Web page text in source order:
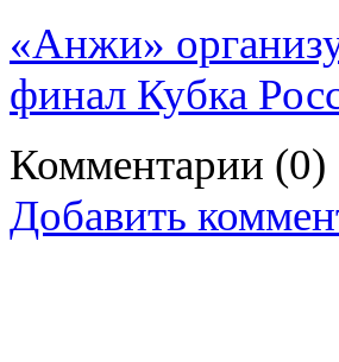
«Анжи»
финал Кубка
Комментарии (0)
Добавить